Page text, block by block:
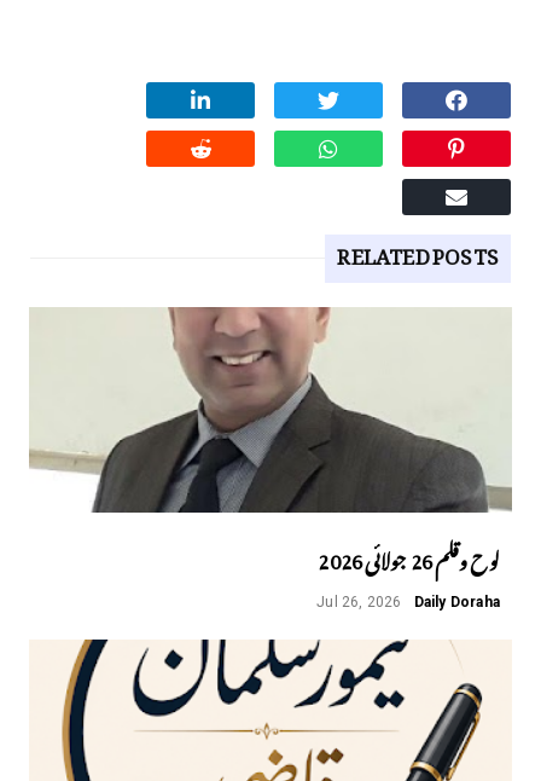
RELATED POSTS
لوح وقلم 26 جولائی 2026
Daily Doraha
Jul 26, 2026